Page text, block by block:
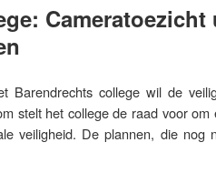
Cameratoezicht
Barendrechts college wil de
stelt het college de raad voor om
veiligheid. De plannen, die nog